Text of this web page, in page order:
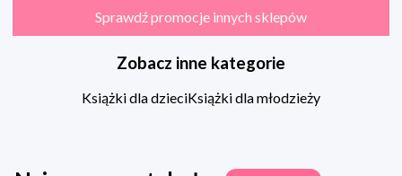
Sprawdź promocje innych sklepów
Zobacz inne kategorie
Książki dla dzieciKsiążki dla młodzieży